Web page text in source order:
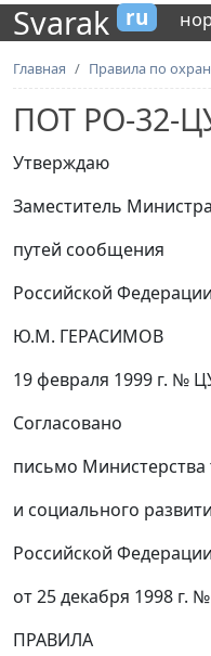
Svarak ru
Главная Правила по
ПОТ РО-32-
Утверждаю
Заместитель Министра
путей сообщения
Российской Федерации
Ю.М. ГЕРАСИМОВ
19 февраля 1999 г. №
Согласовано
письмо Министерства
и социального
Российской Федерации
от 25 декабря 1998 г.
ПРАВИЛА